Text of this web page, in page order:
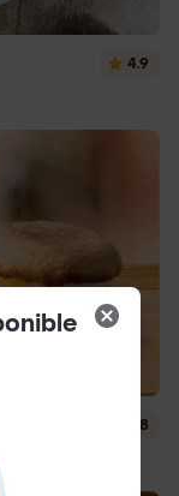
4.9
4.8